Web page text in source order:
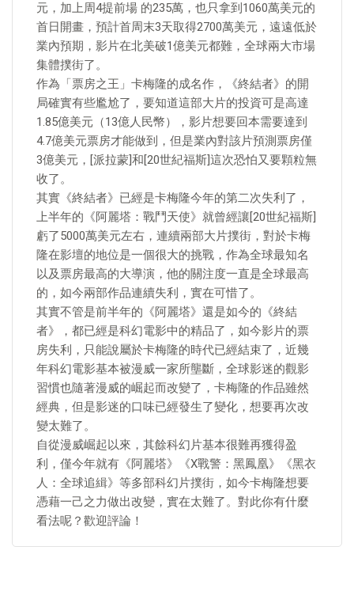
元，加上周4提前場 的235萬，也只拿到1060萬美元的
首日開畫，預計首周末3天取得2700萬美元，遠遠低於
業內預期，影片在北美破1億美元都難，全球兩大市場
集體撲街了。
作為「票房之王」卡梅隆的成名作，《終結者》的開
局確實有些尷尬了，要知道這部大片的投資可是高達
1.85億美元（13億人民幣），影片想要回本需要達到
4.7億美元票房才能做到，但是業內對該片預測票房僅
3億美元，[派拉蒙]和[20世紀福斯]這次恐怕又要顆粒無
收了。
其實《終結者》已經是卡梅隆今年的第二次失利了，
上半年的《阿麗塔：戰鬥天使》就曾經讓[20世紀福斯]
虧了5000萬美元左右，連續兩部大片撲街，對於卡梅
隆在影壇的地位是一個很大的挑戰，作為全球最知名
以及票房最高的大導演，他的關注度一直是全球最高
的，如今兩部作品連續失利，實在可惜了。
其實不管是前半年的《阿麗塔》還是如今的《終結
者》，都已經是科幻電影中的精品了，如今影片的票
房失利，只能說屬於卡梅隆的時代已經結束了，近幾
年科幻電影基本被漫威一家所壟斷，全球影迷的觀影
習慣也隨著漫威的崛起而改變了，卡梅隆的作品雖然
經典，但是影迷的口味已經發生了變化，想要再次改
變太難了。
​自從漫威崛起以來，其餘科幻片基本很難再獲得盈
利，僅今年就有《阿麗塔》《X戰警：黑鳳凰》《黑衣
人：全球追緝》等多部科幻片撲街，如今卡梅隆想要
憑藉一己之力做出改變，實在太難了。對此你有什麼
看法呢？歡迎評論！